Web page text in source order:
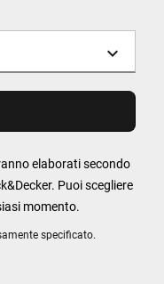
specificato.
elaborati secondo
Puoi scegliere
momento.